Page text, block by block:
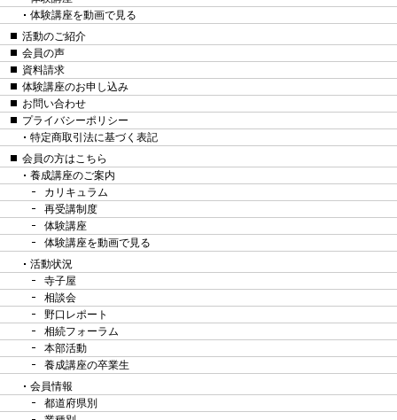
体験講座を動画で見る
活動のご紹介
会員の声
資料請求
体験講座のお申し込み
お問い合わせ
プライバシーポリシー
特定商取引法に基づく表記
会員の方はこちら
養成講座のご案内
カリキュラム
再受講制度
体験講座
体験講座を動画で見る
活動状況
寺子屋
相談会
野口レポート
相続フォーラム
本部活動
養成講座の卒業生
会員情報
都道府県別